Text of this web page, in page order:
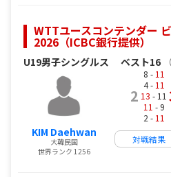
WTTユースコンテンダー
2026（ICBC銀行提供）
U19男子シングルス ベスト16
KIM Daehwan
大韓民国
世界ランク 1256
2
8 - 11
4 - 11
13 - 11
11 - 9
2 - 11
対戦結果